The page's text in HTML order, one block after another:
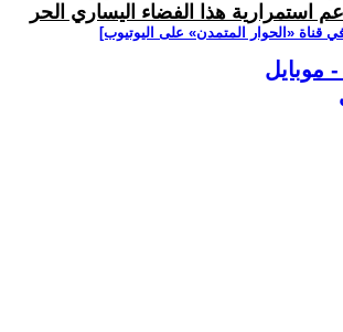
استمرارية هذا الفضاء اليساري الحر
قناة ‫«الحوار المتمدن» على اليوتيوب]
- موبايل